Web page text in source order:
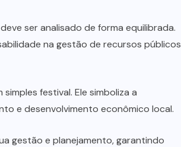
ser analisado de forma equilibrada.
na gestão de recursos públicos
festival. Ele simboliza a
e desenvolvimento econômico local.
gestão e planejamento, garantindo